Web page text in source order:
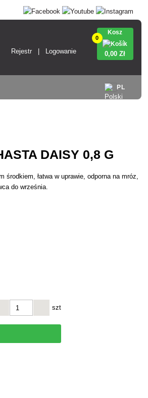
Rejestr Logowanie
0
Kosz
0,00 Zł
PL
DAISY 0,8 G
środkiem, łatwa w uprawie, odporna na mróz,
do września.
szt